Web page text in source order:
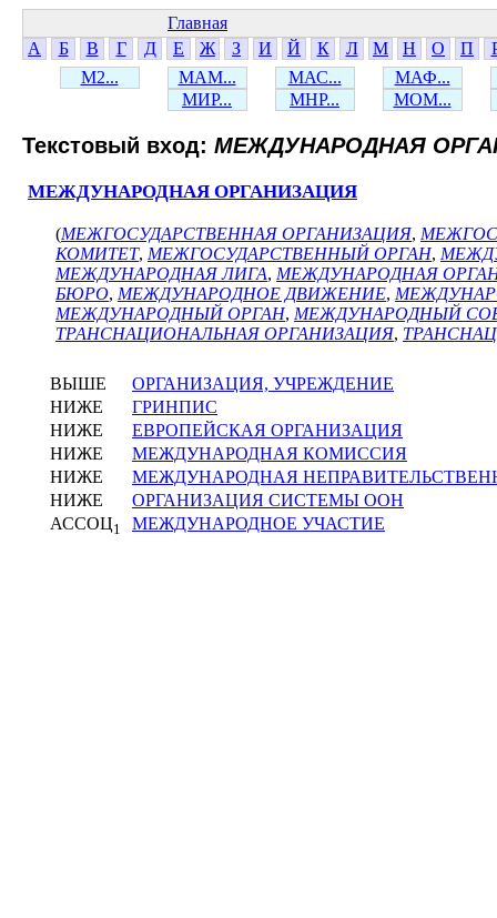
Главная
А
Б В Г Д Е Ж З И Й К Л М Н О П
М2...
МАМ... МАС...
МАФ...
МИР...
МНР... МОМ...
Текстовый вход: МЕЖДУНАРОДНАЯ
МЕЖДУНАРОДНАЯ ОРГАНИЗАЦИЯ
(МЕЖГОСУДАРСТВЕННАЯ ОРГАНИЗАЦИЯ,
КОМИТЕТ, МЕЖГОСУДАРСТВЕННЫЙ ОРГАН,
МЕЖДУНАРОДНАЯ ЛИГА, МЕЖДУНАРОДНАЯ
БЮРО, МЕЖДУНАРОДНОЕ ДВИЖЕНИЕ,
МЕЖДУНАРОДНЫЙ ОРГАН, МЕЖДУНАРОДНЫЙ
ТРАНСНАЦИОНАЛЬНАЯ ОРГАНИЗАЦИЯ,
ВЫШЕ
ОРГАНИЗАЦИЯ, УЧРЕЖДЕНИЕ
НИЖЕ
ГРИНПИС
НИЖЕ
ЕВРОПЕЙСКАЯ ОРГАНИЗАЦИЯ
НИЖЕ
МЕЖДУНАРОДНАЯ КОМИССИЯ
НИЖЕ
МЕЖДУНАРОДНАЯ
НИЖЕ
ОРГАНИЗАЦИЯ СИСТЕМЫ ООН
АССОЦ1 МЕЖДУНАРОДНОЕ УЧАСТИЕ